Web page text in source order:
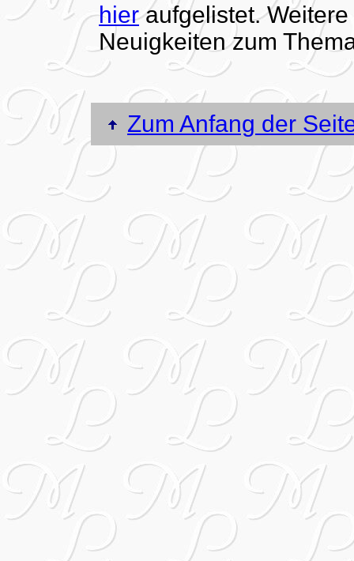
hieraufgelistet.
Neuigkeiten zum
Zum Anfang der